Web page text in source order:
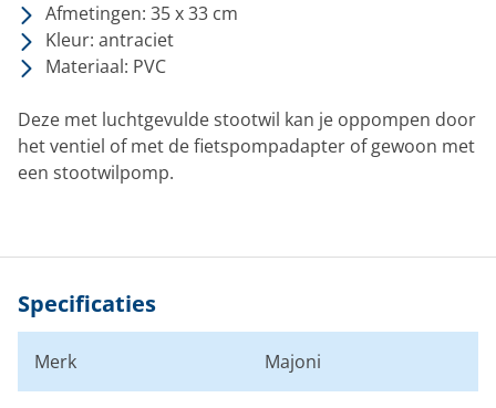
Afmetingen: 35 x 33 cm
Kleur: antraciet
Materiaal: PVC
Deze met luchtgevulde stootwil kan je oppompen door
het ventiel of met de fietspompadapter of gewoon met
een stootwilpomp.
Specificaties
Merk Majoni